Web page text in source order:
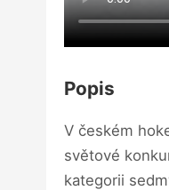
Popis
V českém
světové
kategorii